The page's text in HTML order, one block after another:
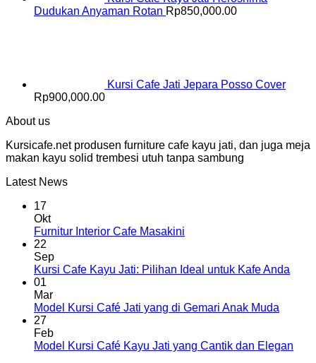
Dudukan Anyaman Rotan Rp850,000.00
Kursi Cafe Jati Jepara Posso Cover
Rp900,000.00
About us
Kursicafe.net produsen furniture cafe kayu jati, dan juga meja
makan kayu solid trembesi utuh tanpa sambung
Latest News
17
Okt
Furnitur Interior Cafe Masakini
22
Sep
Kursi Cafe Kayu Jati: Pilihan Ideal untuk Kafe Anda
01
Mar
Model Kursi Café Jati yang di Gemari Anak Muda
27
Feb
Model Kursi Café Kayu Jati yang Cantik dan Elegan